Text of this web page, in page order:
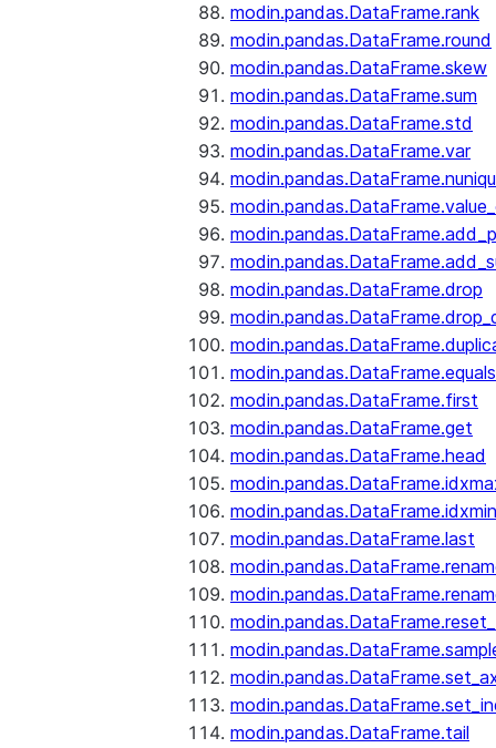
modin.pandas.DataFrame.rank
modin.pandas.DataFrame.round
modin.pandas.DataFrame.skew
modin.pandas.DataFrame.sum
modin.pandas.DataFrame.std
modin.pandas.DataFrame.var
modin.pandas.DataFrame.drop
modin.pandas.DataFrame.equals
modin.pandas.DataFrame.first
modin.pandas.DataFrame.get
modin.pandas.DataFrame.head
modin.pandas.DataFrame.idxmin
modin.pandas.DataFrame.last
modin.pandas.DataFrame.tail